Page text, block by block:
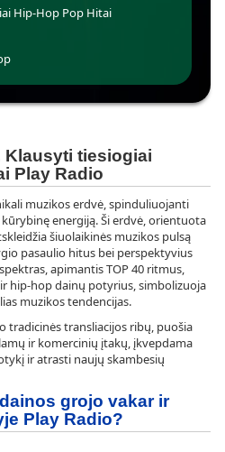
Hip-Hop Pop Hitai
Klausyti tiesiogiai
Play Radio
muzikos erdvė, spinduliuojanti
energiją. Ši erdvė, orientuota
šiuolaikinės muzikos pulsą
pasaulio hitus bei perspektyvius
apimantis TOP 40 ritmus,
hip-hop dainų potyrius, simbolizuoja
muzikos tendencijas.
tradicinės transliacijos ribų, puošia
ir komercinių įtakų, įkvepdama
ir atrasti naujų skambesių
grojo vakar ir
Play Radio?